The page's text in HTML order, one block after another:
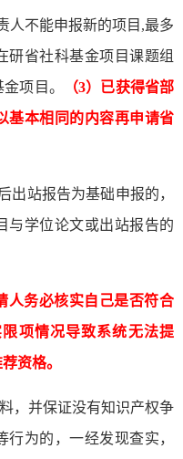
人不能申报新的项目,最多
研省社科基金项目课题组
项目。
（3）已获得省部
基本相同的内容再申请省
出站报告为基础申报的，
与学位论文或出站报告的
人务必核实自己是否符合
项情况导致系统无法提
资格。
，并保证没有知识产权争
为的，一经发现查实，